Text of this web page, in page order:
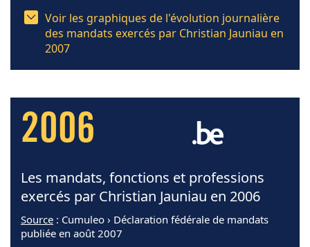
Voir les graphiques de l'évolution journalière
des mandats exercés par Christian Jauniau en
2007
2006
Les mandats, fonctions et professions
exercés par Christian Jauniau en 2006
Source : Cumuleo › Déclaration fédérale de mandats
publiée en août 2007